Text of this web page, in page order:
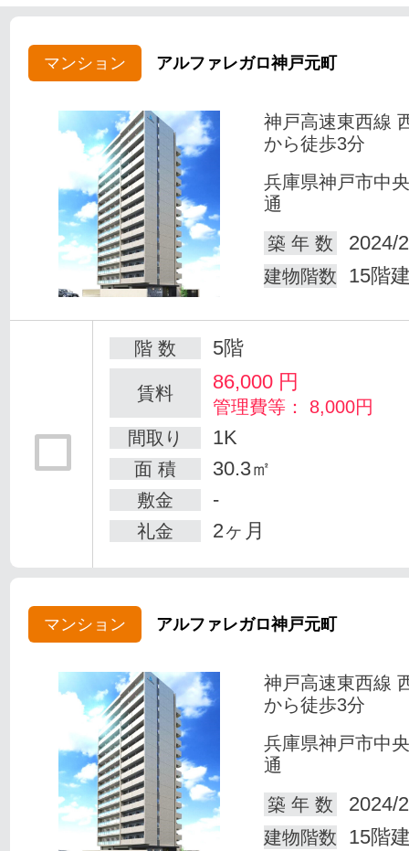
マンション アルファレガロ神戸元町
神戸高速東西線
から徒歩3分
兵庫県神戸市中
通
築 年 数
2024/
建物階数 15階
階 数 5階
賃料 86,000 円
管理費等： 8,000円
間取り
1K
面 積 30.3㎡
敷金 -
礼金 2ヶ月
マンション アルファレガロ神戸元町
神戸高速東西線
から徒歩3分
兵庫県神戸市中
通
築 年 数
2024/
建物階数 15階